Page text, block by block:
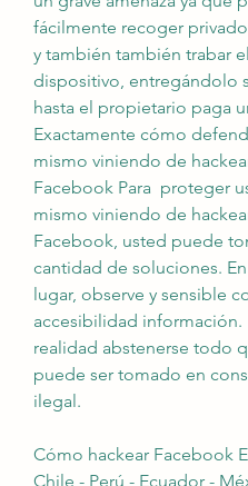
fácilmente recoger
y también también trabar el
dispositivo, entregándolo
hasta el propietario paga
Exactamente cómo
mismo viniendo de
Facebook Para  proteger
mismo viniendo de
Facebook, usted puede
cantidad de soluciones.
lugar, observe y sensible
accesibilidad información.
realidad abstenerse todo
puede ser tomado en
ilegal.
Cómo hackear Facebook
Chile - Perú - Ecuador -